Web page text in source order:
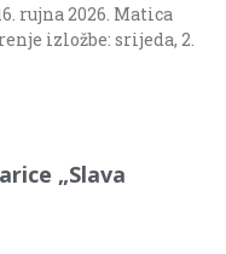
rujna 2026. Matica
izložbe: srijeda, 2.
„Slava